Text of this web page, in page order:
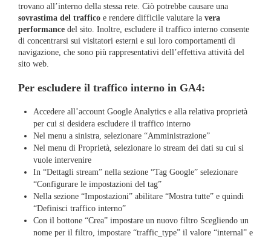
trovano all’interno della stessa rete. Ciò potrebbe causare una
sovrastima del traffico e rendere difficile valutare la vera
performance del sito. Inoltre, escludere il traffico interno consente
di concentrarsi sui visitatori esterni e sui loro comportamenti di
navigazione, che sono più rappresentativi dell’effettiva attività del
sito web.
Per escludere il traffico interno in GA4:
Accedere all’account Google Analytics e alla relativa proprietà
per cui si desidera escludere il traffico interno
Nel menu a sinistra, selezionare “Amministrazione”
Nel menu di Proprietà, selezionare lo stream dei dati su cui si
vuole intervenire
In “Dettagli stream” nella sezione “Tag Google” selezionare
“Configurare le impostazioni del tag”
Nella sezione “Impostazioni” abilitare “Mostra tutte” e quindi
“Definisci traffico interno”
Con il bottone “Crea” impostare un nuovo filtro Scegliendo un
nome per il filtro, impostare “traffic_type” il valore “internal” e